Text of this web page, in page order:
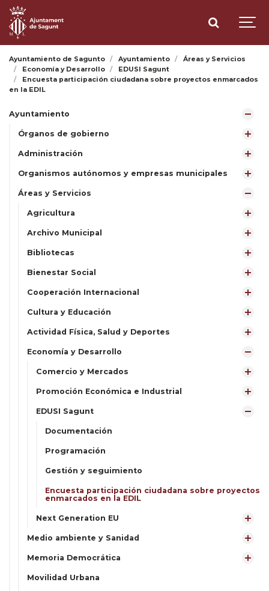
Ayuntamiento de Sagunto Ayuntamiento
Áreas y Servicios
Economía y Desarrollo
EDUSI Sagunt
Encuesta participación ciudadana sobre proyectos enmarcados
en la EDIL
Ayuntamiento
Órganos de gobierno
Administración
Organismos autónomos y empresas municipales
Áreas y Servicios
Agricultura
Archivo Municipal
Bibliotecas
Bienestar Social
Cooperación Internacional
Cultura y Educación
Actividad Física, Salud y Deportes
Economía y Desarrollo
Comercio y Mercados
Promoción Económica e Industrial
EDUSI Sagunt
Documentación
Programación
Gestión y seguimiento
Encuesta participación ciudadana sobre proyectos
enmarcados en la EDIL
Next Generation EU
Medio ambiente y Sanidad
Memoria Democrática
Movilidad Urbana